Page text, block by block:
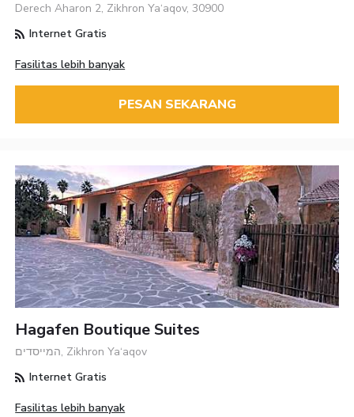
Derech Aharon 2, Zikhron Ya‘aqov, 30900
Internet Gratis
Fasilitas lebih banyak
PESAN SEKARANG
Hagafen Boutique Suites
המייסדים, Zikhron Ya‘aqov
Internet Gratis
Fasilitas lebih banyak